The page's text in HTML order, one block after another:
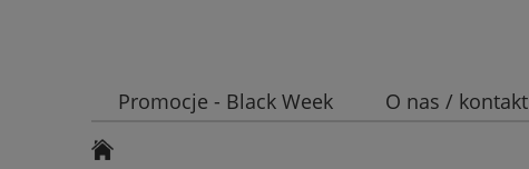
Promocje - Black Week O nas / kontakt